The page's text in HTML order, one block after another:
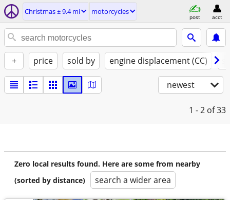
Christmas ± 9.4 mi motorcycles
post acct
+ price sold by engine displacement (CC)
newest
1 - 2 of 33
Zero local results found. Here are some from nearby
(sorted by distance)
search a wider area